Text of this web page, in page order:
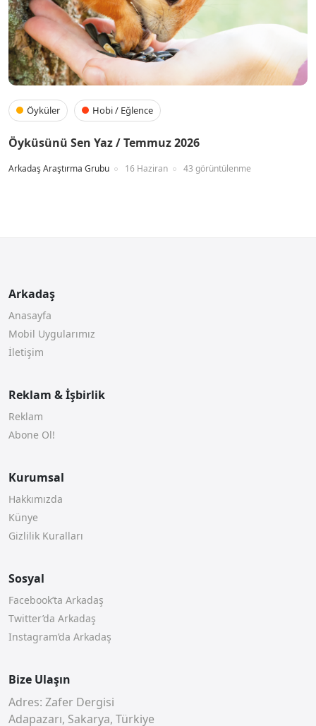
Öyküler Hobi / Eğlence
Öyküsünü Sen Yaz / Temmuz 2026
Arkadaş Araştırma Grubu 16 Haziran 43 görüntülenme
Arkadaş
Anasayfa
Mobil Uygularımız
İletişim
Reklam & İşbirlik
Reklam
Abone Ol!
Kurumsal
Hakkımızda
Künye
Gizlilik Kuralları
Sosyal
Facebook’ta Arkadaş
Twitter’da Arkadaş
Instagram’da Arkadaş
Bize Ulaşın
Adres: Zafer Dergisi
Adapazarı, Sakarya, Türkiye